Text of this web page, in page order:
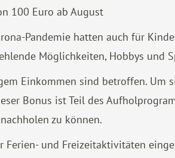
100 Euro ab August
Pandemie hatten auch für
Möglichkeiten, Hobbys und
Einkommen sind betroffen. Um
Bonus ist Teil des
zu können.
und Freizeitaktivitäten